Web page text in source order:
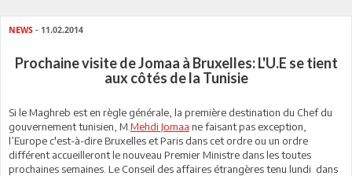
NEWS - 11.02.2014
Prochaine visite de Jomaa à Bruxelles: L'U.E se tient
aux côtés de la Tunisie
Si le Maghreb est en règle générale, la première destination du Chef du
gouvernement tunisien, M. Mehdi Jomaa ne faisant pas exception,
l’Europe c'est-à-dire Bruxelles et Paris dans cet ordre ou un ordre
différent accueilleront le nouveau Premier Ministre dans les toutes
prochaines semaines. Le Conseil des affaires étrangères tenu lundi dans